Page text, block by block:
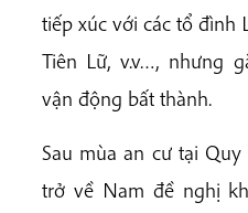
tiếp xúc với các tổ đình
Tiên Lữ, v.v…, nhưng
vận động bất thành.
Sau mùa an cư tại
trở về Nam đề nghị